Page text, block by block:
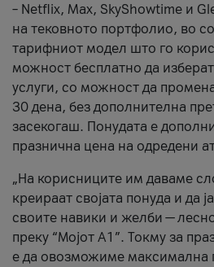
– Netflix, Max, SkyShowtime и
на тековното портфолио, во
тарифниот модел што го
можност бесплатно да
услуги, со можност да
30 дена, без дополнителна
засекогаш. Понудата е
празнична цена на одредени
„На корисниците им даваме
креираат својата понуда и да
своите навики и желби —
преку “Мојот А1”. Токму за
е да овозможиме максимална